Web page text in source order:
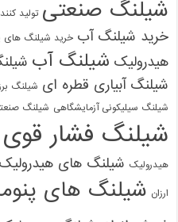
شیلنگ صنعتی تولید
خرید شیلنگ آب خرید شیلنگ های
هیدرولیک شیلنگ آب
شیلنگ آبیاری قطره ای شیلنگ
شیلنگ سیلیکونی آزمایشگاهی شیلنگ
شیلنگ فشار
هیدرولیک شیلنگ های
ارزان شیلنگ های